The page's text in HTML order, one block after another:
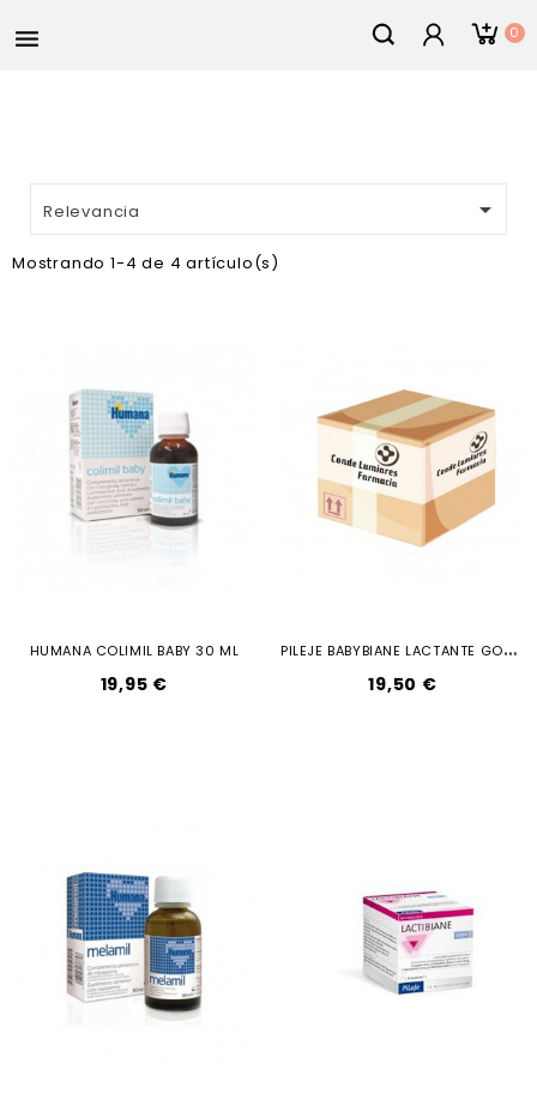
 0
Relevancia 
Mostrando 1-4 de 4 artículo(s)
HUMANA COLIMIL BABY 30 ML
19,95 €
P
ILEJE BABYBIANE LACTANTE GOTAS 30 ML...
19,50 €